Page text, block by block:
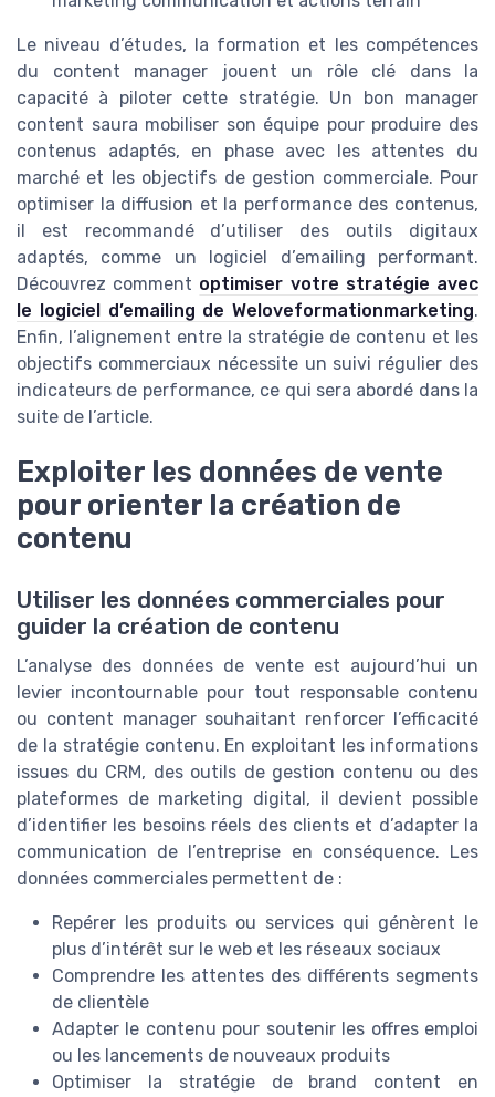
Le niveau d’études, la formation et les compétences
du content manager jouent un rôle clé dans la
capacité à piloter cette stratégie. Un bon manager
content saura mobiliser son équipe pour produire des
contenus adaptés, en phase avec les attentes du
marché et les objectifs de gestion commerciale. Pour
optimiser la diffusion et la performance des contenus,
il est recommandé d’utiliser des outils digitaux
adaptés, comme un logiciel d’emailing performant.
Découvrez comment optimiser votre stratégie avec
le logiciel d’emailing de Weloveformationmarketing.
Enfin, l’alignement entre la stratégie de contenu et les
objectifs commerciaux nécessite un suivi régulier des
indicateurs de performance, ce qui sera abordé dans la
suite de l’article.
Exploiter les données de vente
pour orienter la création de
contenu
Utiliser les données commerciales pour
guider la création de contenu
L’analyse des données de vente est aujourd’hui un
levier incontournable pour tout responsable contenu
ou content manager souhaitant renforcer l’efficacité
de la stratégie contenu. En exploitant les informations
issues du CRM, des outils de gestion contenu ou des
plateformes de marketing digital, il devient possible
d’identifier les besoins réels des clients et d’adapter la
communication de l’entreprise en conséquence. Les
données commerciales permettent de :
Repérer les produits ou services qui génèrent le
plus d’intérêt sur le web et les réseaux sociaux
Comprendre les attentes des différents segments
de clientèle
Adapter le contenu pour soutenir les offres emploi
ou les lancements de nouveaux produits
Optimiser la stratégie de brand content en